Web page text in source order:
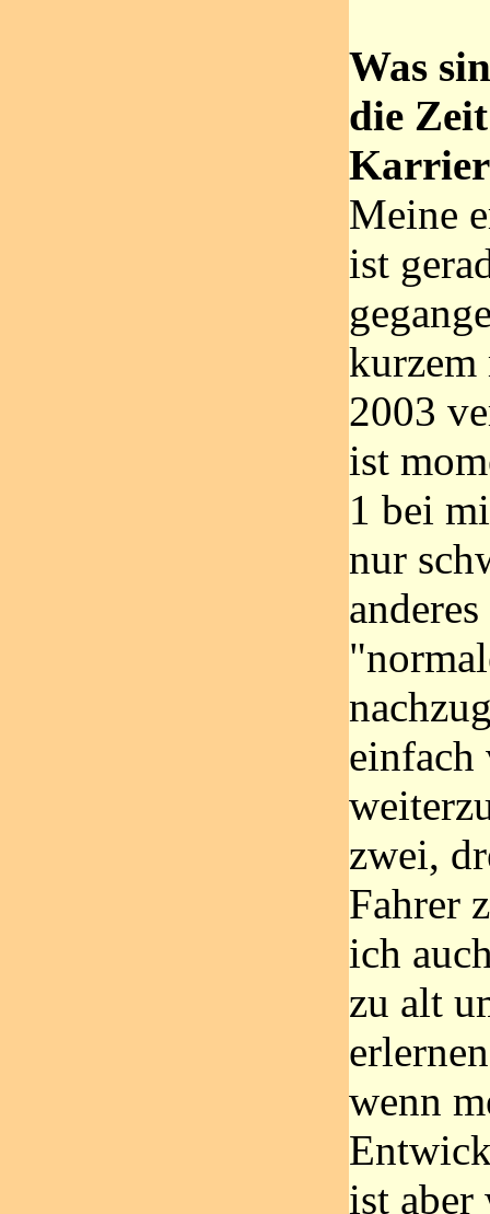
Was
die
Meine
ist
kurzem
2003
ist
1 bei
nur
einfach
zwei,
Fahrer
ich
zu alt
wenn
ist